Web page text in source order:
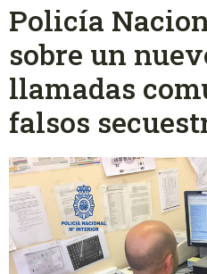
Policía
sobre un
llamadas
falsos